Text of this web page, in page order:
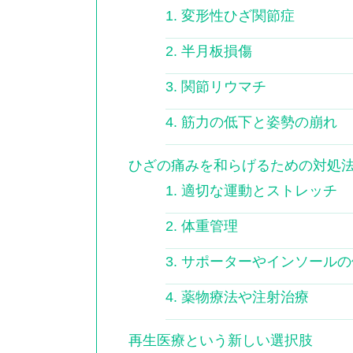
1. 変形性ひざ関節症
2. 半月板損傷
3. 関節リウマチ
4. 筋力の低下と姿勢の崩れ
ひざの痛みを和らげるための対処
1. 適切な運動とストレッチ
2. 体重管理
3. サポーターやインソールの
4. 薬物療法や注射治療
再生医療という新しい選択肢